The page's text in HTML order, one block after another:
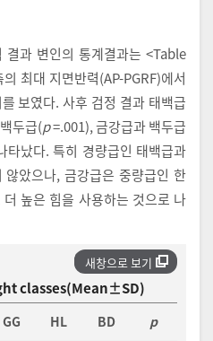
결과 변인의 통계결과는 <Table
최대 지면반력(AP-PGRF)에서
보였다. 사후 검정 결과 태백급
두급(p=.001), 금강급과 백두급
났다. 특히 경량급인 태백급과
았으나, 금강급은 중량급인 한
높은 힘을 사용하는 것으로 나
새창으로 보기
classes(Mean±SD)
GG HL BD
p